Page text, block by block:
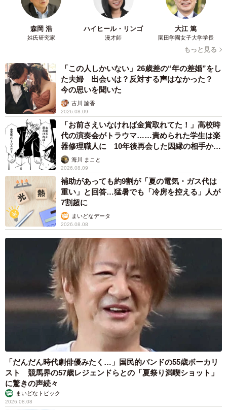
森岡 浩
姓氏研究家
ハイヒール・リンゴ
漫才師
大江 篤
園田学園女子大学学長
もっと見る
「この人しかいない」26歳差の“年の差婚”をし
た夫婦 出会いは？反対する声はなかった？
今の思いを聞いた
古川 諭香
2026.08.09
「お前さえいなければ金賞取れてた！」高校時
代の演奏会がトラウマ……責められた学生は楽
器修理職人に 10年後再会した因縁の相手から
思わぬ申し出【漫画】
海川 まこと
2026.08.09
補助があっても約9割が「夏の電気・ガス代は
重い」と回答…猛暑でも「冷房を控える」人が
7割超に
まいどなデータ
2026.08.08
「だんだん時代劇俳優みたく…」国民的バンドの55歳ボーカリ
スト 競馬界の57歳レジェンドらとの「夏祭り満喫ショット」
に驚きの声続々
まいどなトピック
2026.08.08